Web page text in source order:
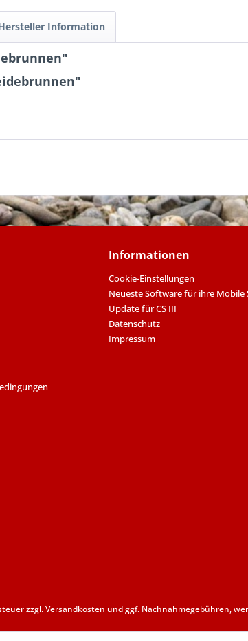
Information
Informationen
Cookie-Einstellungen
Neueste Software für ihre Mobile
Update für CS III
Datenschutz
Impressum
zzgl.Versandkosten und ggf. Nachnahmegebühren,